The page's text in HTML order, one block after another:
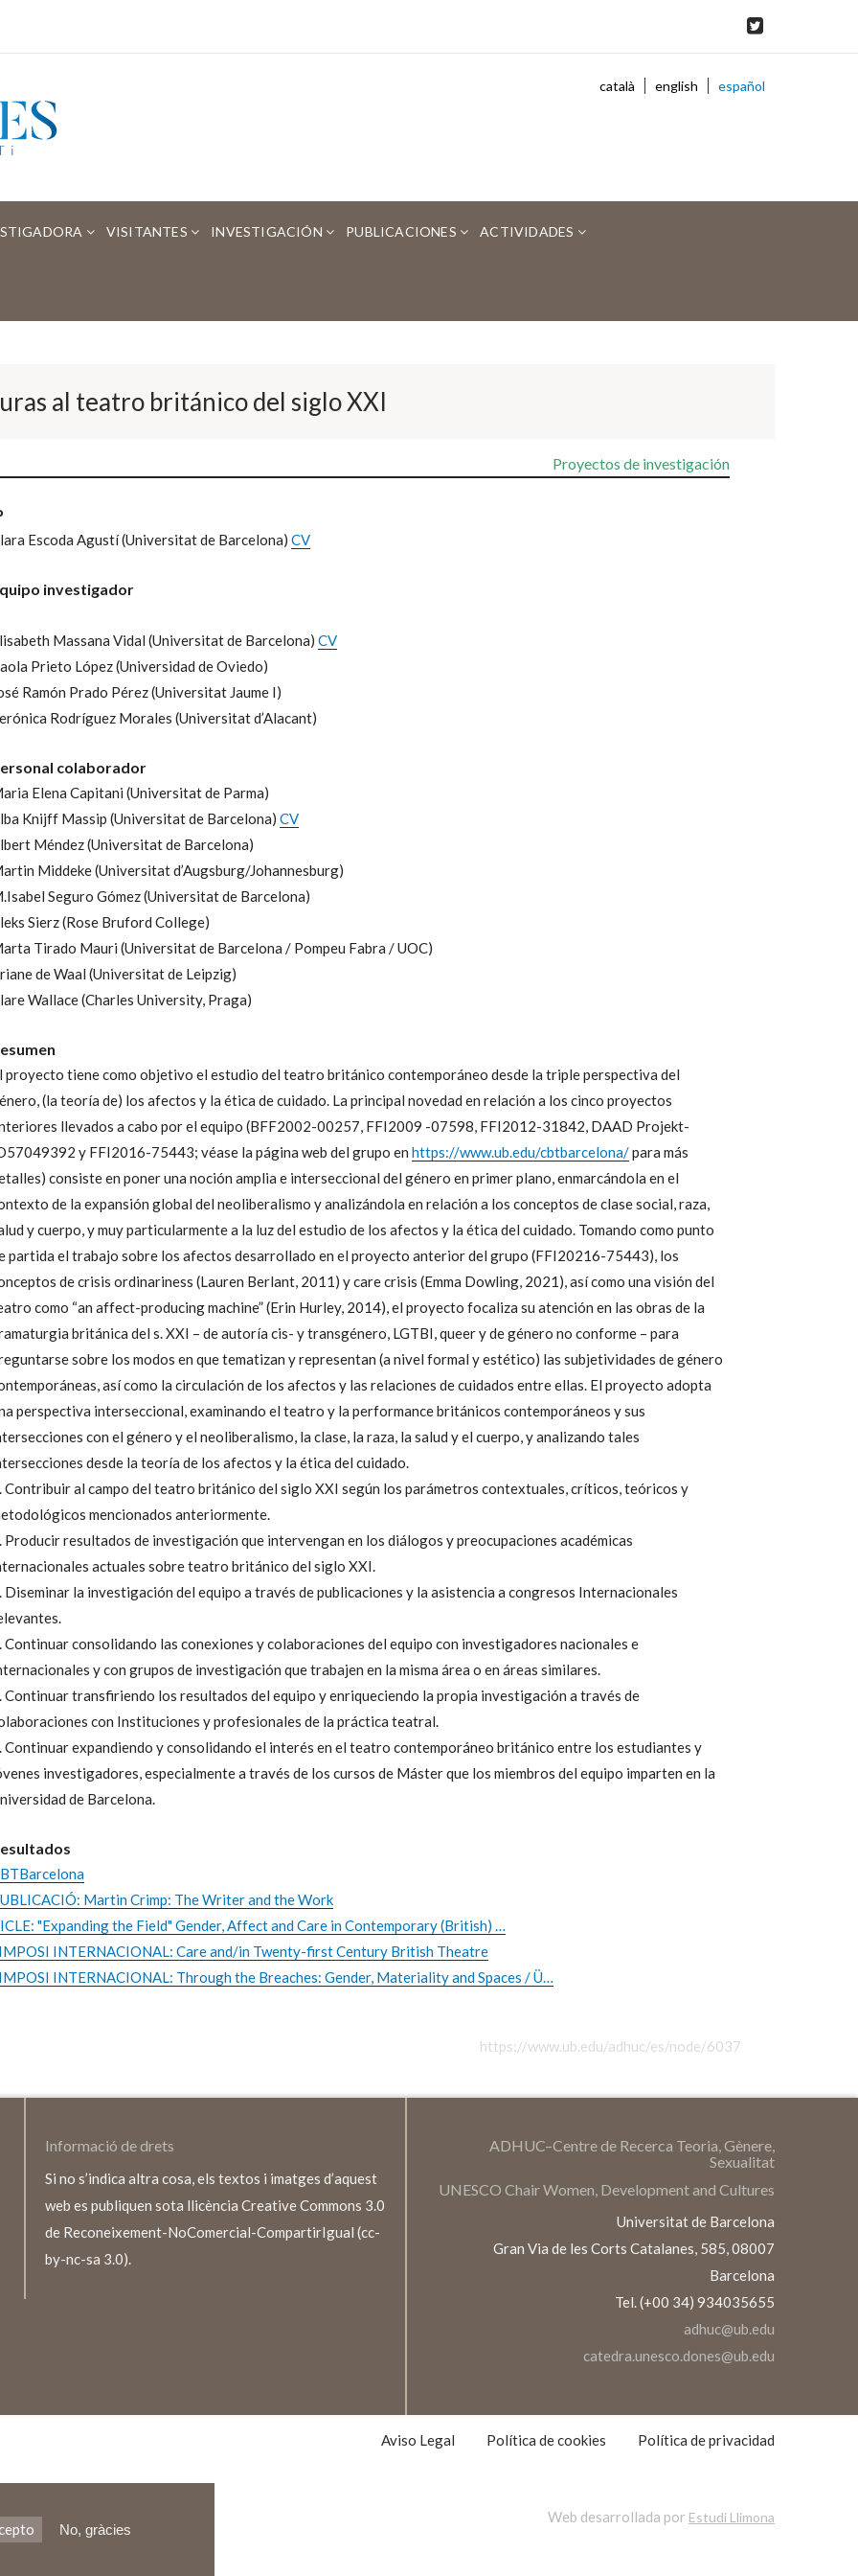
català english español
VISITANTES INVESTIGACIÓN PUBLICACIONES ACTIVIDADES
al teatro británico del siglo XXI
Proyectos de investigación
Escoda Agustí(Universitat de Barcelona) CV
investigador
Massana Vidal (Universitat de Barcelona) CV
Prieto López(Universidad de Oviedo)
Ramón Prado Pérez(Universitat Jaume I)
Rodríguez Morales (Universitat d’Alacant)
colaborador
Elena Capitani (Universitat de Parma)
Knijff Massip (Universitat de Barcelona) CV
Méndez(Universitat de Barcelona)
Middeke(Universitat d’Augsburg/Johannesburg)
Seguro Gómez(Universitat de Barcelona)
Sierz(Rose Bruford College)
Tirado Mauri (Universitat de Barcelona / Pompeu Fabra / UOC)
de Waal (Universitat de Leipzig)
Wallace(Charles University, Praga)
proyecto tiene como objetivo el estudio del teatro británico contemporáneo desde la triple perspectiva del
(la teoría de) los afectos y la ética de cuidado. La principal novedad en relación a los cinco proyectos
llevados a cabo por el equipo (BFF2002-00257, FFI2009 -07598, FFI2012-31842, DAAD Projekt-
y FFI2016-75443; véase la página web del grupo en https://www.ub.edu/cbtbarcelona/para más
consiste en poner una noción amplia e interseccional del género en primer plano, enmarcándola en el
de la expansión global del neoliberalismo y analizándola en relación a los conceptos de clase social, raza,
y cuerpo, y muy particularmente a la luz del estudio de los afectos y la ética del cuidado. Tomando como punto
partida el trabajo sobre los afectos desarrollado en el proyecto anterior del grupo (FFI20216-75443), los
de crisis ordinariness (Lauren Berlant, 2011) y care crisis (Emma Dowling, 2021), así como una visión del
como “an affect-producing machine” (Erin Hurley, 2014), el proyecto focaliza su atención en las obras de la
británica del s. XXI – de autoría cis- y transgénero, LGTBI, queer y de género no conforme – para
sobre los modos en que tematizan y representan (a nivel formal y estético) las subjetividades de género
así como la circulación de los afectos y las relaciones de cuidados entre ellas. El proyecto adopta
perspectiva interseccional, examinando el teatro y la performance británicos contemporáneos y sus
con el género y el neoliberalismo, la clase, la raza, la salud y el cuerpo, y analizando tales
desde la teoría de los afectos y la ética del cuidado.
Contribuir al campo del teatro británico del siglo XXI según los parámetros contextuales, críticos, teóricos y
mencionados anteriormente.
Producir resultados de investigación que intervengan en los diálogos y preocupaciones académicas
actuales sobre teatro británico del siglo XXI.
Diseminar la investigación del equipo a través de publicaciones y la asistencia a congresos Internacionales
Continuar consolidando las conexiones y colaboraciones del equipo con investigadores nacionales e
y con grupos de investigación que trabajen en la misma área o en áreas similares.
Continuar transfiriendo los resultados del equipo y enriqueciendo la propia investigación a través de
con Instituciones y profesionales de la práctica teatral.
Continuar expandiendo y consolidando el interés en el teatro contemporáneo británico entre los estudiantes y
investigadores, especialmente a través de los cursos de Máster que los miembros del equipo imparten en la
de Barcelona.
Martin Crimp: The Writer and the Work
"Expanding the Field" Gender, Affect and Care in Contemporary (British) …
INTERNACIONAL: Care and/in Twenty-first Century British Theatre
INTERNACIONAL: Through the Breaches: Gender, Materiality and Spaces / Ü…
https://www.ub.edu/adhuc/es/node/6037
Informació de drets
Si no s’indica altra cosa, els textos i imatges d’aquest
web es publiquen sota llicència Creative Commons 3.0
de Reconeixement-NoComercial-CompartirIgual (cc-
by-nc-sa 3.0).
ADHUC–Centre de Recerca Teoria, Gènere,
Sexualitat
UNESCO Chair Women, Development and Cultures
Universitat de Barcelona
Gran Via de les Corts Catalanes, 585, 08007
Barcelona
Tel. (+00 34) 934035655
adhuc@ub.edu
catedra.unesco.dones@ub.edu
TEXTOS
LEGALES
Aviso Legal Política de cookies Política de privacidad
Web desarrollada por Estudi Llimona
No, gràcies